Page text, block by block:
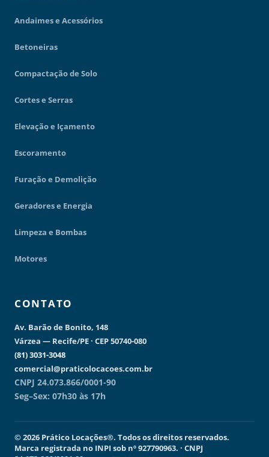
Andaimes e Acessórios
Betoneiras
Compactação de Solo
Cortes e Serras
Elevação e Içamento
Escoramento
Furação e Demolição
Geradores e Energia
Limpeza e Bombas
Motores
CONTATO
Av. Barão de Bonito, 148
Várzea — Recife/PE · CEP 50740-080
(81) 3031-3048
comercial@praticolocacoes.com.br
CNPJ 24.073.866/0001-90
Seg–Sex: 07h30 às 17h
© 2026 Prático Locações®. Todos os direitos reservados.
Marca registrada no INPI sob nº 927790963. · CNPJ